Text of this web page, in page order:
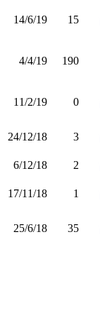
15
14/6/19
190
4/4/19
0
11/2/19
3
24/12/18
2
6/12/18
1
17/11/18
35
25/6/18